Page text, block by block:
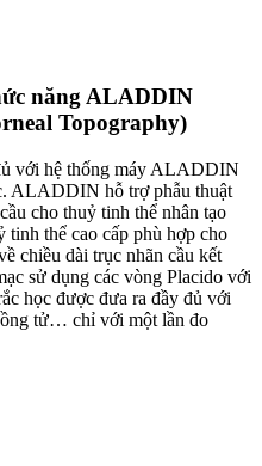
năng ALADDIN
Topography)
với hệ thống máy ALADDIN
ALADDIN hỗ trợ phẫu thuật
cho thuỷ tinh thể nhân tạo
tinh thể cao cấp phù hợp cho
chiều dài trục nhãn cầu kết
sử dụng các vòng Placido với
học được đưa ra đầy đủ với
tử… chỉ với một lần đo